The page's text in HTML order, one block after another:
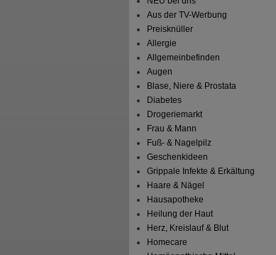
Aus der TV-Werbung
Preisknüller
Allergie
Allgemeinbefinden
Augen
Blase, Niere & Prostata
Diabetes
Drogeriemarkt
Frau & Mann
Fuß- & Nagelpilz
Geschenkideen
Grippale Infekte & Erkältung
Haare & Nägel
Hausapotheke
Heilung der Haut
Herz, Kreislauf & Blut
Homecare